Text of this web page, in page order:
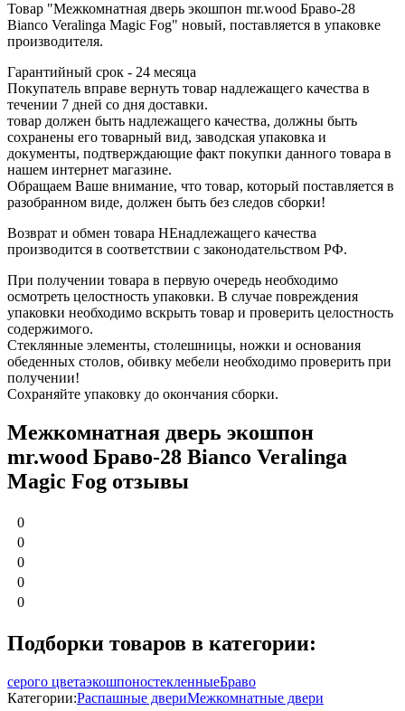
Товар "Межкомнатная дверь экошпон mr.wood Браво-28
Bianco Veralinga Magic Fog" новый, поставляется в упаковке
производителя.
Гарантийный срок - 24 месяца
Покупатель вправе вернуть товар надлежащего качества в
течении 7 дней со дня доставки.
товар должен быть надлежащего качества, должны быть
сохранены его товарный вид, заводская упаковка и
документы, подтверждающие факт покупки данного товара в
нашем интернет магазине.
Обращаем Ваше внимание, что товар, который поставляется в
разобранном виде, должен быть без следов сборки!
Возврат и обмен товара НЕнадлежащего качества
производится в соответствии с законодательством РФ.
При получении товара в первую очередь необходимо
осмотреть целостность упаковки. В случае повреждения
упаковки необходимо вскрыть товар и проверить целостность
содержимого.
Стеклянные элементы, столешницы, ножки и основания
обеденных столов, обивку мебели необходимо проверить при
получении!
Сохраняйте упаковку до окончания сборки.
Межкомнатная дверь экошпон
mr.wood Браво-28 Bianco Veralinga
Magic Fog отзывы
0
0
0
0
0
Подборки товаров в категории:
серого цветаэкошпоностекленныеБраво
Категории:Распашные двериМежкомнатные двери